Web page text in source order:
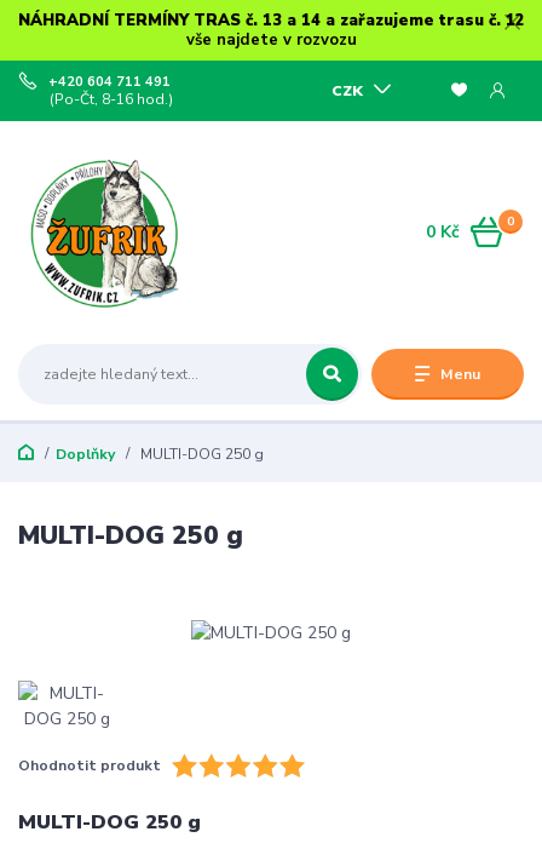
NÁHRADNÍ TERMÍNY TRAS č. 13 a 14 a zařazujeme trasu č. 12
vše najdete v rozvozu
Menu
CZK
+420 604 711 491
(Po-Čt, 8-16 hod.)
0
0 Kč
Doplňky MULTI-DOG 250 g
MULTI-DOG 250 g
Ohodnotit produkt
MULTI-DOG 250 g